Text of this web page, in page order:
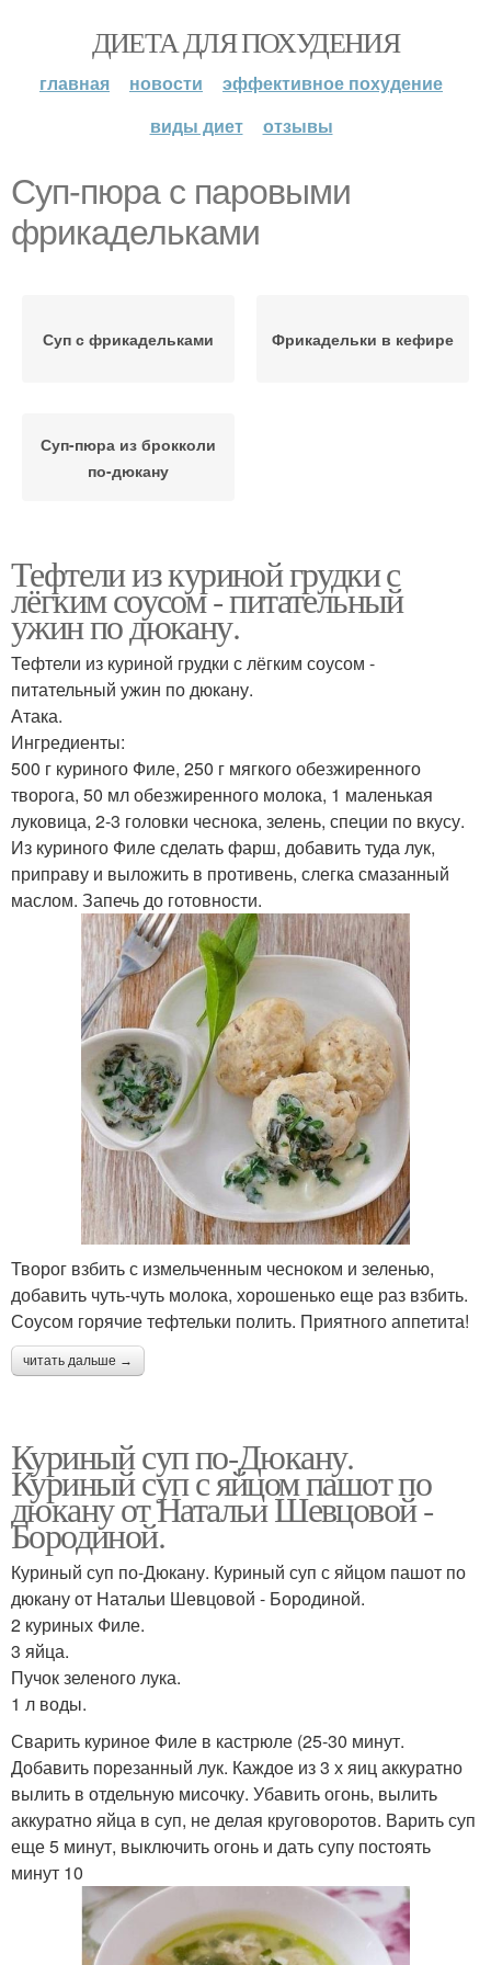
ДИЕТА ДЛЯ ПОХУДЕНИЯ
главная новости
эффективное похудение
виды диет
отзывы
Суп-пюра с паровыми
фрикадельками
Суп с фрикадельками Фрикадельки в кефире
Суп-пюра из брокколи
по-дюкану
Тефтели из куриной грудки с
лёгким соусом - питательный
ужин по дюкану.
Тефтели из куриной грудки с лёгким соусом -
питательный ужин по дюкану.
Атака.
Ингредиенты:
500 г куриного Филе, 250 г мягкого обезжиренного
творога, 50 мл обезжиренного молока, 1 маленькая
луковица, 2-3 головки чеснока, зелень, специи по вкусу.
Из куриного Филе сделать фарш, добавить туда лук,
приправу и выложить в противень, слегка смазанный
маслом. Запечь до готовности.
Творог взбить с измельченным чесноком и зеленью,
добавить чуть-чуть молока, хорошенько еще раз взбить.
Соусом горячие тефтельки полить. Приятного аппетита!
читать дальше →
Куриный суп по-Дюкану.
Куриный суп с яйцом пашот по
дюкану от Натальи Шевцовой -
Бородиной.
Куриный суп по-Дюкану. Куриный суп с яйцом пашот по
дюкану от Натальи Шевцовой - Бородиной.
2 куриных Филе.
3 яйца.
Пучок зеленого лука.
1 л воды.
Сварить куриное Филе в кастрюле (25-30 минут.
Добавить порезанный лук. Каждое из 3 х яиц аккуратно
вылить в отдельную мисочку. Убавить огонь, вылить
аккуратно яйца в суп, не делая круговоротов. Варить суп
еще 5 минут, выключить огонь и дать супу постоять
минут 10